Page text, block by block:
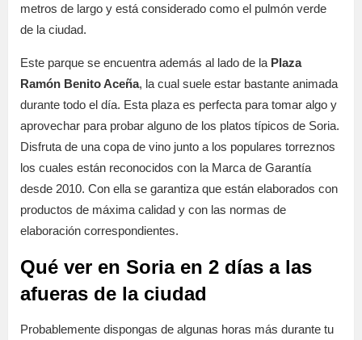
metros de largo y está considerado como el pulmón verde
de la ciudad.
Este parque se encuentra además al lado de la Plaza
Ramón Benito Aceña, la cual suele estar bastante animada
durante todo el día. Esta plaza es perfecta para tomar algo y
aprovechar para probar alguno de los platos típicos de Soria.
Disfruta de una copa de vino junto a los populares torreznos
los cuales están reconocidos con la Marca de Garantía
desde 2010. Con ella se garantiza que están elaborados con
productos de máxima calidad y con las normas de
elaboración correspondientes.
Qué ver en Soria en 2 días a las
afueras de la ciudad
Probablemente dispongas de algunas horas más durante tu